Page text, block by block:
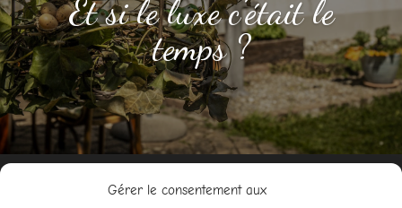
Gérer le consentement aux
Et si le luxe c’était le
temps ?
Impasse de la Clairière,